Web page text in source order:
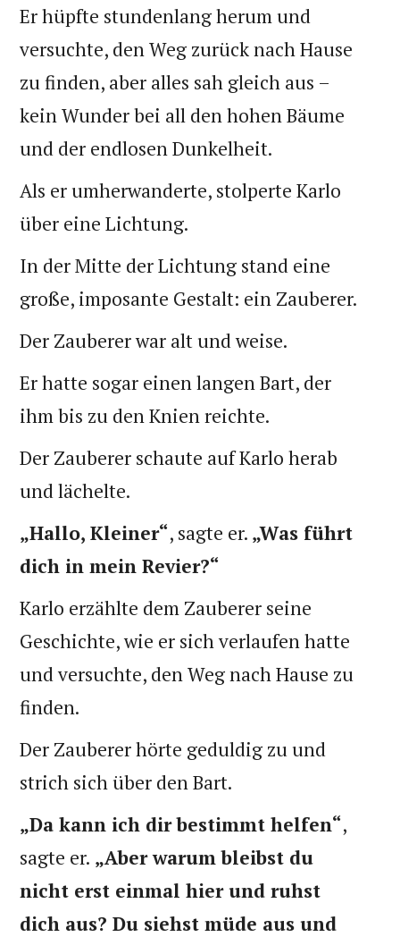
Er hüpfte stundenlang herum und
versuchte, den Weg zurück nach Hause
zu finden, aber alles sah gleich aus –
kein Wunder bei all den hohen Bäume
und der endlosen Dunkelheit.
Als er umherwanderte, stolperte Karlo
über eine Lichtung.
In der Mitte der Lichtung stand eine
große, imposante Gestalt: ein Zauberer.
Der Zauberer war alt und weise.
Er hatte sogar einen langen Bart, der
ihm bis zu den Knien reichte.
Der Zauberer schaute auf Karlo herab
und lächelte.
„Hallo, Kleiner“, sagte er. „Was führt
dich in mein Revier?“
Karlo erzählte dem Zauberer seine
Geschichte, wie er sich verlaufen hatte
und versuchte, den Weg nach Hause zu
finden.
Der Zauberer hörte geduldig zu und
strich sich über den Bart.
„Da kann ich dir bestimmt helfen“,
sagte er. „Aber warum bleibst du
nicht erst einmal hier und ruhst
dich aus? Du siehst müde aus und